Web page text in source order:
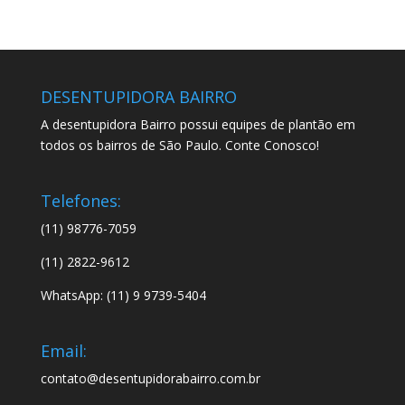
DESENTUPIDORA BAIRRO
A desentupidora Bairro possui equipes de plantão em
todos os bairros de São Paulo. Conte Conosco!
Telefones:
(11) 98776-7059
(11) 2822-9612
WhatsApp: (11) 9 9739-5404
Email:
contato@desentupidorabairro.com.br